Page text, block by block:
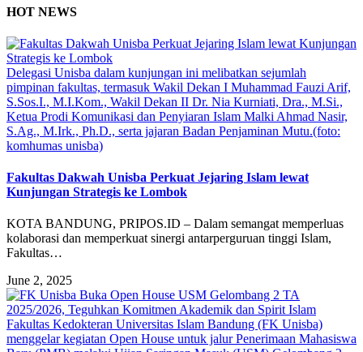
HOT NEWS
Delegasi Unisba dalam kunjungan ini melibatkan sejumlah
pimpinan fakultas, termasuk Wakil Dekan I Muhammad Fauzi Arif,
S.Sos.I., M.I.Kom., Wakil Dekan II Dr. Nia Kurniati, Dra., M.Si.,
Ketua Prodi Komunikasi dan Penyiaran Islam Malki Ahmad Nasir,
S.Ag., M.Irk., Ph.D., serta jajaran Badan Penjaminan Mutu.(foto:
komhumas unisba)
Fakultas Dakwah Unisba Perkuat Jejaring Islam lewat
Kunjungan Strategis ke Lombok
KOTA BANDUNG, PRIPOS.ID – Dalam semangat memperluas
kolaborasi dan memperkuat sinergi antarperguruan tinggi Islam,
Fakultas…
June 2, 2025
Fakultas Kedokteran Universitas Islam Bandung (FK Unisba)
menggelar kegiatan Open House untuk jalur Penerimaan Mahasiswa